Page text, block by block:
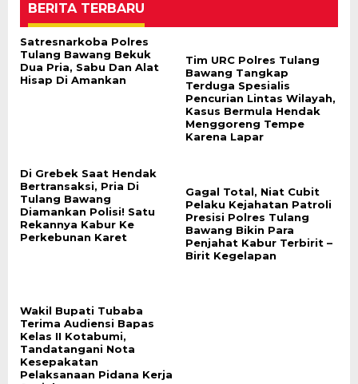
BERITA TERBARU
Satresnarkoba Polres
Tulang Bawang Bekuk
Dua Pria, Sabu Dan Alat
Hisap Di Amankan
Tim URC Polres Tulang
Bawang Tangkap
Terduga Spesialis
Pencurian Lintas Wilayah,
Kasus Bermula Hendak
Menggoreng Tempe
Karena Lapar
Di Grebek Saat Hendak
Bertransaksi, Pria Di
Tulang Bawang
Diamankan Polisi! Satu
Rekannya Kabur Ke
Perkebunan Karet
Gagal Total, Niat Cubit
Pelaku Kejahatan Patroli
Presisi Polres Tulang
Bawang Bikin Para
Penjahat Kabur Terbirit –
Birit Kegelapan
Wakil Bupati Tubaba
Terima Audiensi Bapas
Kelas II Kotabumi,
Tandatangani Nota
Kesepakatan
Pelaksanaan Pidana Kerja